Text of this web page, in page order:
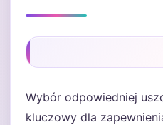
Wybór odpowiedniej
kluczowy dla